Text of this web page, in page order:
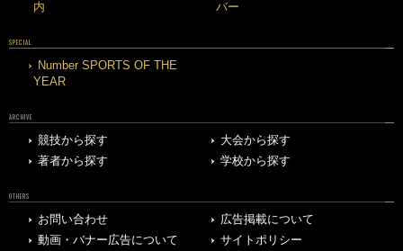
内
バー
SPECIAL
Number SPORTS OF THE
YEAR
ARCHIVE
競技から探す
大会から探す
著者から探す
学校から探す
OTHERS
お問い合わせ
広告掲載について
動画・バナー広告について
サイトポリシー